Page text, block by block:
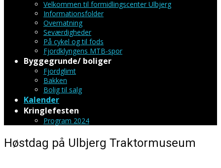
Velkommen til formidlingscenter Ulbjerg
Informationsfolder
Overnatning
Seværdigheder
På cykel og til fods
Fjordklyngens MTB-spor
Byggegrunde/ boliger
Fjordglimt
Bakken
Bolig til salg
Kalender
Kringlefesten
Program 2024
Høstdag på Ulbjerg Traktormuseum